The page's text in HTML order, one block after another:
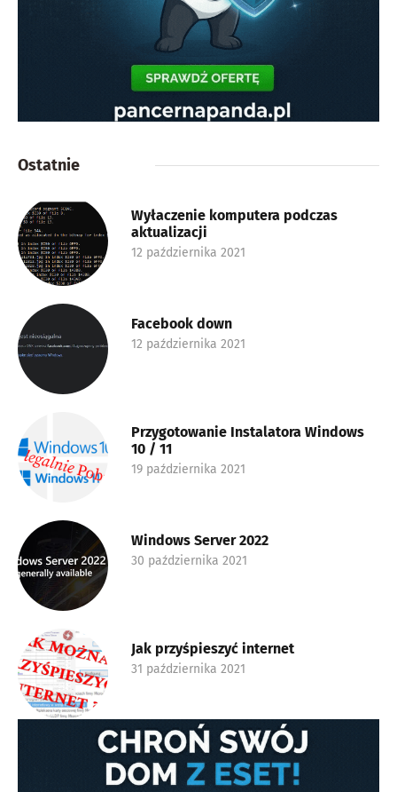
Ostatnie
Wyłaczenie komputera podczas
aktualizacji
12 października 2021
Facebook down
12 października 2021
Przygotowanie Instalatora Windows
10 / 11
19 października 2021
Windows Server 2022
30 października 2021
Jak przyśpieszyć internet
31 października 2021